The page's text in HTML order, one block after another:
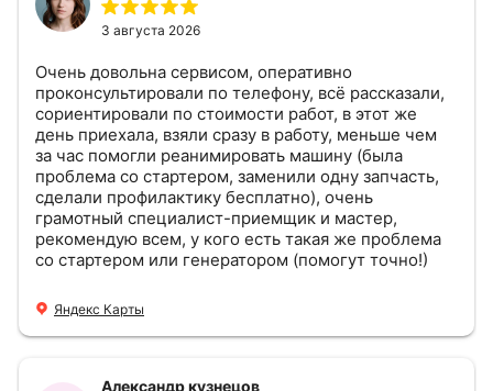
3 августа 2026
Очень довольна сервисом, оперативно
проконсультировали по телефону, всё рассказали,
сориентировали по стоимости работ, в этот же
день приехала, взяли сразу в работу, меньше чем
за час помогли реанимировать машину (была
проблема со стартером, заменили одну запчасть,
сделали профилактику бесплатно), очень
грамотный специалист-приемщик и мастер,
рекомендую всем, у кого есть такая же проблема
со стартером или генератором (помогут точно!)
Яндекс Карты
Александр кузнецов